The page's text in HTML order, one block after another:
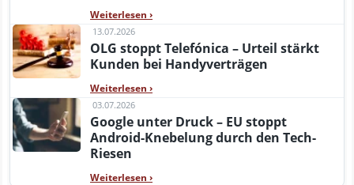
Weiterlesen ›
13.07.2026
OLG stoppt Telefónica – Urteil stärkt
Kunden bei Handyverträgen
Weiterlesen ›
03.07.2026
Google unter Druck – EU stoppt
Android-Knebelung durch den Tech-
Riesen
Weiterlesen ›